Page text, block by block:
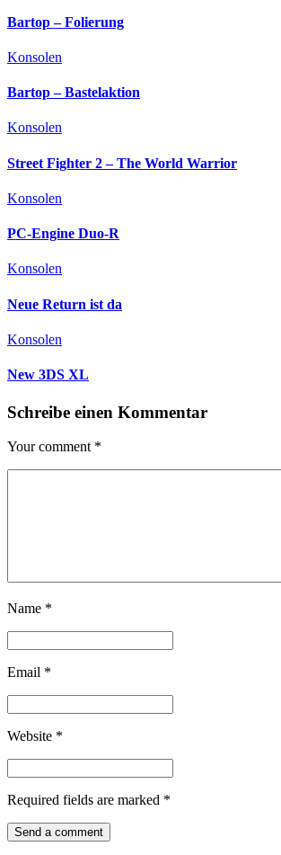
Bartop – Folierung
Konsolen
Bartop – Bastelaktion
Konsolen
Street Fighter 2 – The World Warrior
Konsolen
PC-Engine Duo-R
Konsolen
Neue Return ist da
Konsolen
New 3DS XL
Schreibe einen Kommentar
Your comment *
Name *
Email *
Website *
Required fields are marked *